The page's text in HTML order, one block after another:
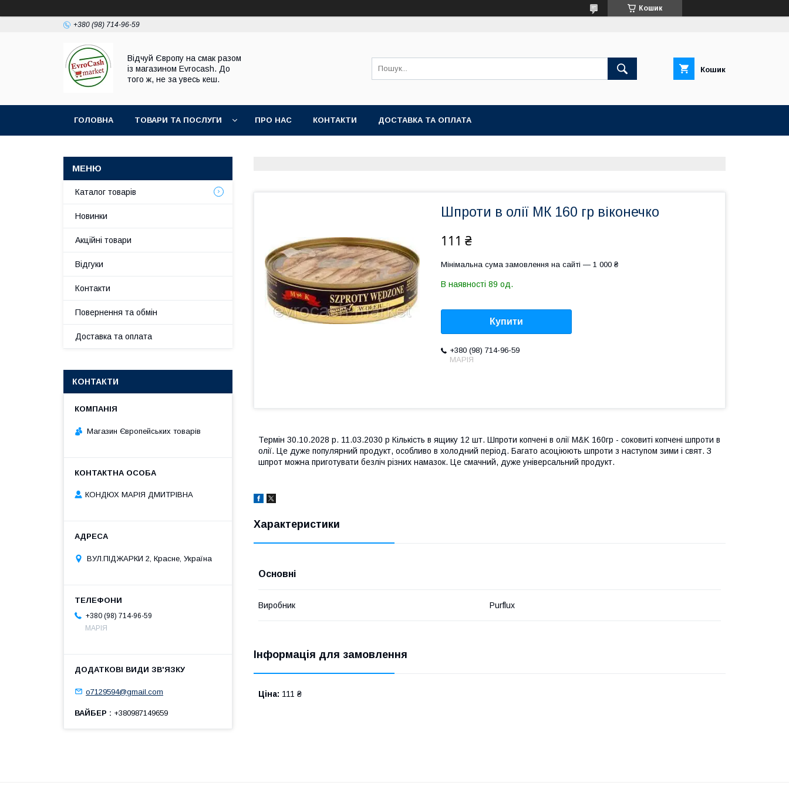
Кошик
+380 (98) 714-96-59
Відчуй Європу на смак разом
із магазином Evrocash. До
того ж, не за увесь кеш.
Кошик
ГОЛОВНА ТОВАРИ ТА ПОСЛУГИ ПРО НАС КОНТАКТИ ДОСТАВКА ТА ОПЛАТА
Шпроти в олії МК 160 гр віконечко
111 ₴
Мінімальна сума замовлення на сайті — 1 000 ₴
В наявності 89 од.
Купити
+380 (98) 714-96-59
МАРІЯ
Термін 30.10.2028 р. 11.03.2030 р Кількість в ящику 12 шт. Шпроти копчені в олії M&K 160гр - соковиті копчені шпроти в
олії. Це дуже популярний продукт, особливо в холодний період. Багато асоціюють шпроти з наступом зими і свят. З
шпрот можна приготувати безліч різних намазок. Це смачний, дуже універсальний продукт.
Характеристики
Основні
Виробник Purflux
Інформація для замовлення
Ціна: 111 ₴
Каталог товарів
Новинки
Акційні товари
Відгуки
Контакти
Повернення та обмін
Доставка та оплата
КОНТАКТИ
Магазин Європейських товарів
КОНДЮХ МАРІЯ ДМИТРІВНА
ВУЛ.ПІДЖАРКИ 2, Красне, Україна
+380 (98) 714-96-59
МАРІЯ
o7129594@gmail.com
ВАЙБЕР +380987149659